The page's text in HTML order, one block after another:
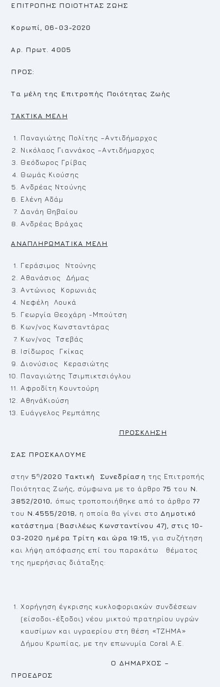
ΕΠΙΤΡΟΠΗΣ ΠΟΙΟΤΗΤΑΣ ΖΩΗΣ
Κορωπί, 06-03-2020
Αρ. Πρωτ. 4005
ΠΡΟΣ:
Τα μέλη της Επιτροπής Ποιότητας Ζωής
TAKTIKA MEΛ H
Παναγιώτης Πολίτης –Αντιδήμαρχος
Νικόλαος Γιαννάκος –Αντιδήμαρχος
Θεόδωρος Γρίβας
Θωμάς Κιούσης
Ανδρέας Ντούνης
Ελένη Αδάμ
Δανάη Θηβαίου
Ανδρέας Βράχας
ΑΝΑΠΛΗΡΩΜΑΤΙΚΑ ΜΕΛΗ
Γεράσιμος Ντούνης
Αθανάσιος Δήμας
Αντώνιος Κορωνιάς
Νεφέλη Λουκά
Γεωργία Θεοχάρη -Μπούτση
Κων/νος Κωνσταντάρας
Κων/νος Τσεβάς
Ισίδωρος Γκίκας
Διονύσιος Κερασιώτης
Παναγιώτης Τσιμπικτσιόγλου
Αφροδίτη Κουντούρη
ΑθηνάΚιούση
Ευάγγελος Ρεμπάπης
ΠΡΟΣΚΛΗΣΗ
ΣΑΣ ΠΡΟΣΚΑΛΟΥΜΕ
στην 5 η /2020 Τακτική Συνεδρίαση της Επιτροπής
Ποιότητας Ζωής, σύμφωνα με το άρθρο75του Ν.
3852/2010, όπως τροποποιήθηκε από το άρθρο 77
του Ν.4555/2018, η οποία θα γίνει στο Δημοτικό
κατάστημα (Βασιλέως Κωνσταντίνου 47), στις 10-
03-2020 ημέρα Τρίτη και ώρα 19:15,
για συζήτηση
και λήψη απόφασης επί του παρακάτω θέματος
της ημερήσιας διάταξης:
Χορήγηση έγκρισης κυκλοφοριακών συνδέσεων
(είσοδοι-έξοδοι) νέου μικτού πρατηρίου υγρών
καυσίμων και υγραερίου στη θέση «ΤΖΗΜΑ»
Δήμου Κρωπίας, με την επωνυμία Coral Α.Ε.
Ο ΔΗΜΑΡΧΟΣ –
ΠΡΟΕΔΡΟΣ